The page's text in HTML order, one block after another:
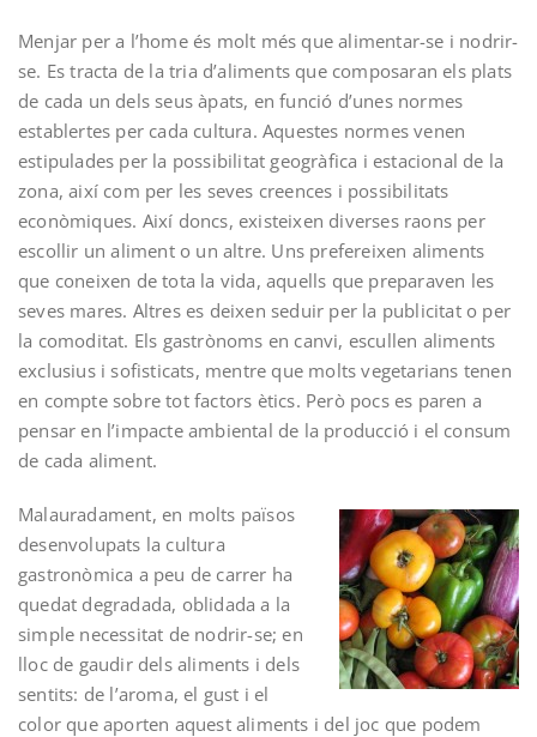
Menjar per a l’home és molt més que alimentar-se i nodrir-
se. Es tracta de la tria d’aliments que composaran els plats
de cada un dels seus àpats, en funció d’unes normes
establertes per cada cultura. Aquestes normes venen
estipulades per la possibilitat geogràfica i estacional de la
zona, així com per les seves creences i possibilitats
econòmiques. Així doncs, existeixen diverses raons per
escollir un aliment o un altre. Uns prefereixen aliments
que coneixen de tota la vida, aquells que preparaven les
seves mares. Altres es deixen seduir per la publicitat o per
la comoditat. Els gastrònoms en canvi, escullen aliments
exclusius i sofisticats, mentre que molts vegetarians tenen
en compte sobre tot factors ètics. Però pocs es paren a
pensar en l’impacte ambiental de la producció i el consum
de cada aliment.
Malauradament, en molts països
desenvolupats la cultura
gastronòmica a peu de carrer ha
quedat degradada, oblidada a la
simple necessitat de nodrir-se; en
lloc de gaudir dels aliments i dels
sentits: de l’aroma, el gust i el
color que aporten aquest aliments i del joc que podem